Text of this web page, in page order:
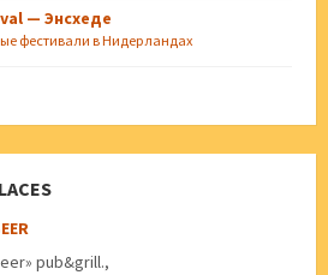
— Энсхеде
фестивали в Нидерландах
pub&grill.,